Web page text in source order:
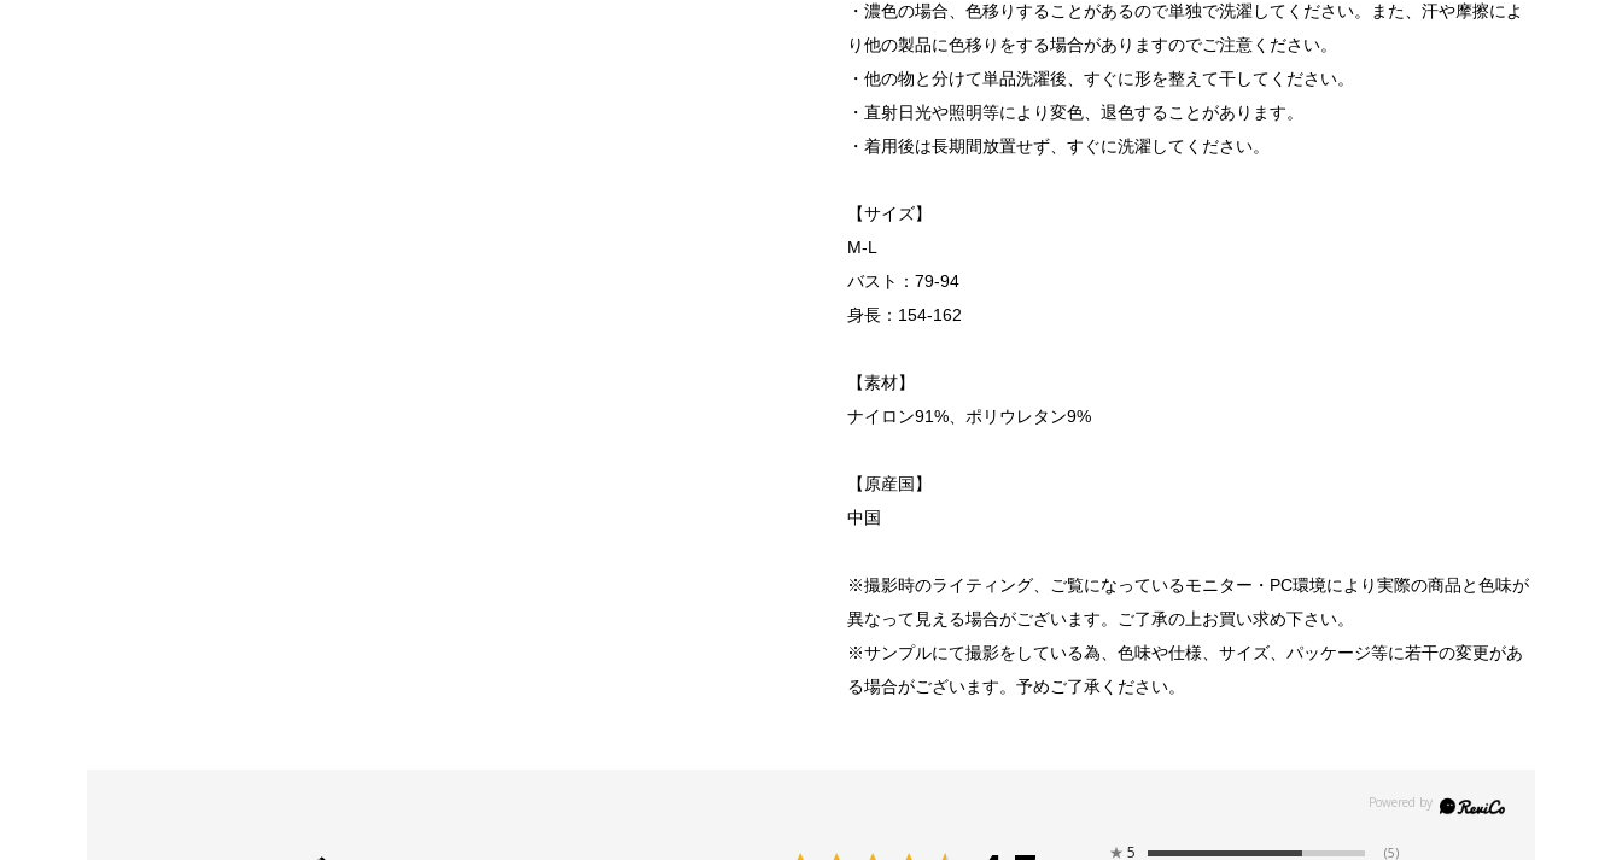
・濃色の場合、色移りすることがあるので単独で洗濯してください。また、汗や摩擦によ
り他の製品に色移りをする場合がありますのでご注意ください。
・他の物と分けて単品洗濯後、すぐに形を整えて干してください。
・直射日光や照明等により変色、退色することがあります。
・着用後は長期間放置せず、すぐに洗濯してください。
【サイズ】
M-L
バスト：79-94
身長：154-162
【素材】
ナイロン91%、ポリウレタン9%
【原産国】
中国
※撮影時のライティング、ご覧になっているモニター・PC環境により実際の商品と色味が
異なって見える場合がございます。ご了承の上お買い求め下さい。
※サンプルにて撮影をしている為、色味や仕様、サイズ、パッケージ等に若干の変更があ
る場合がございます。予めご了承ください。
★ 5 (5)